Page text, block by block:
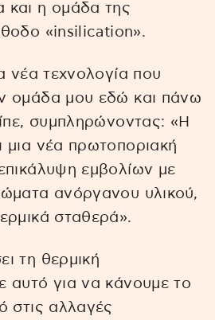
και η ομάδα της
«insilication».
νέα τεχνολογία που
ομάδα μου εδώ και πάνω
συμπληρώνοντας: «Η
μια νέα πρωτοποριακή
εμβολίων με
ανόργανου υλικού,
σταθερά».
τη θερμική
αυτό για να κάνουμε το
στις αλλαγές